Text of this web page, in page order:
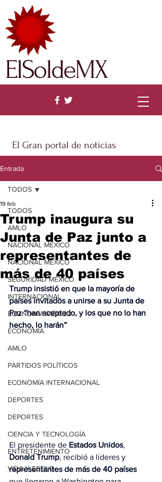
El Gran portal de noticias
ElSoldeMX
Entrada
TODOS
AMLO
NACIONAL MÉXICO
NACIONAL MÉXICO
SEGURIDAD MÉXICO
INTERNACIONAL
ECONOMÍA MÉXICO
ECONOMÍA
AMLO
PARTIDOS POLÍTICOS
ECONOMÍA INTERNACIONAL
DEPORTES
DEPORTES
CIENCIA Y TECNOLOGÍA
ENTRETENIMIENTO
VIDA Y ESTILO
TODOS
Trump inaugura su
Junta de Paz junto a
representantes de
más de 40 países
19 feb
Trump insistió en que la mayoría de
países invitados a unirse a su Junta de
Paz “han aceptado, y los que no lo han
hecho, lo harán”
El presidente de Estados Unidos,
Donald Trump, recibió a líderes y
representantes de más de 40 países